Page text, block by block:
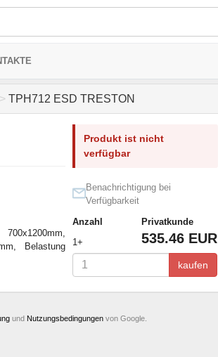
> TPH712 ESD TRESTON
Belastung
Produkt ist nicht
verfügbar
Benachrichtigung bei
Verfügbarkeit
Anzahl
Privatkunde
1+
535.46 EUR
kaufen
und Nutzungsbedingungen von Google.